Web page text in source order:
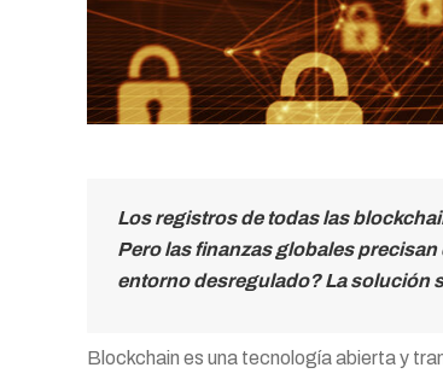
Los registros de todas las
Pero las finanzas globales
entorno desregulado? La solución
Blockchain es una tecnología abierta y